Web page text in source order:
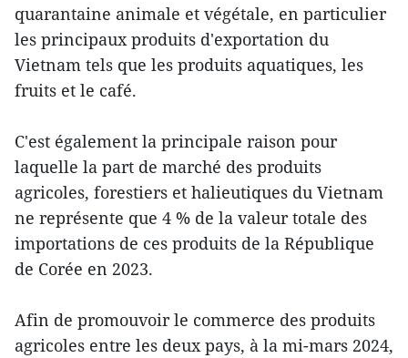
quarantaine animale et végétale, en particulier
les principaux produits d'exportation du
Vietnam tels que les produits aquatiques, les
fruits et le café.
C'est également la principale raison pour
laquelle la part de marché des produits
agricoles, forestiers et halieutiques du Vietnam
ne représente que 4 % de la valeur totale des
importations de ces produits de la République
de Corée en 2023.
Afin de promouvoir le commerce des produits
agricoles entre les deux pays, à la mi-mars 2024,